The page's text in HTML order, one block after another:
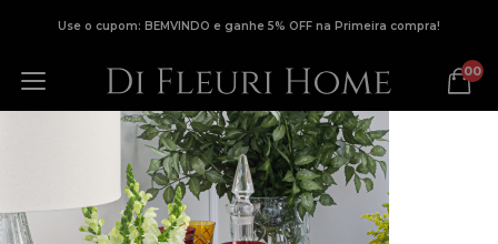
Use o cupom: BEMVINDO e ganhe 5% OFF na Primeira compra!
00